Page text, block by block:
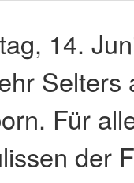
14.
Selters
Für
der